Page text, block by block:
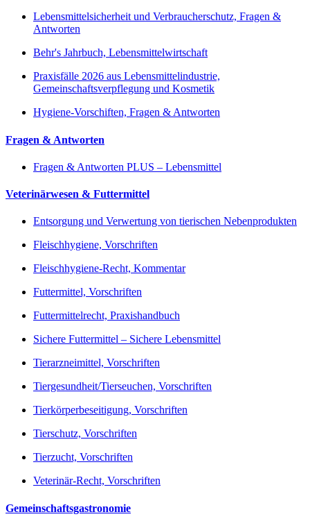
Lebensmittelsicherheit und Verbraucherschutz, Fragen &
Antworten
Behr's Jahrbuch, Lebensmittelwirtschaft
Praxisfälle 2026 aus Lebensmittelindustrie,
Gemeinschaftsverpflegung und Kosmetik
Hygiene-Vorschiften, Fragen & Antworten
Fragen & Antworten
Fragen & Antworten PLUS – Lebensmittel
Veterinärwesen & Futtermittel
Entsorgung und Verwertung von tierischen Nebenprodukten
Fleischhygiene, Vorschriften
Fleischhygiene-Recht, Kommentar
Futtermittel, Vorschriften
Futtermittelrecht, Praxishandbuch
Sichere Futtermittel – Sichere Lebensmittel
Tierarzneimittel, Vorschriften
Tiergesundheit/Tierseuchen, Vorschriften
Tierkörperbeseitigung, Vorschriften
Tierschutz, Vorschriften
Tierzucht, Vorschriften
Veterinär-Recht, Vorschriften
Gemeinschaftsgastronomie